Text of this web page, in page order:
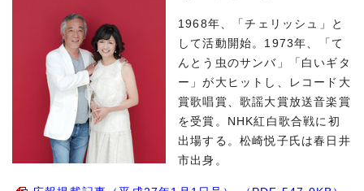
1968年、「チェリッシュ」と
して活動開始。1973年、「て
んとう虫のサンバ」「白いギタ
ー」が大ヒットし、レコード大
賞歌唱賞、歌謡大賞放送音楽賞
を受賞。NHK紅白歌合戦に初
出場する。松崎悦子氏は春日井
市出身。